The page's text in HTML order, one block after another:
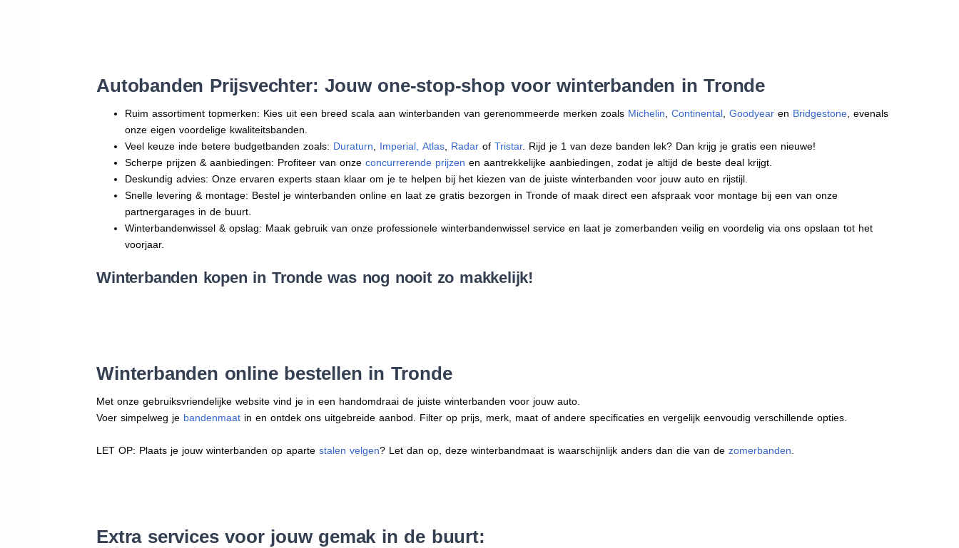
Autobanden Prijsvechter: Jouw one-stop-shop voor winterbanden in Tronde
Ruim assortiment topmerken: Kies uit een breed scala aan winterbanden van gerenommeerde merken zoals Michelin ,Continental ,Goodyear en Bridgestone , evenals
onze eigen voordelige kwaliteitsbanden.
Veel keuze inde betere budgetbanden zoals: Duraturn Imperial Atlas Radar ofTristar. Rijd je 1 van deze banden lek? Dan krijg je gratis een nieuwe!
Scherpe prijzen & aanbiedingen: Profiteer van onzeconcurrerende prijzen en aantrekkelijke aanbiedingen, zodat je altijd de beste deal krijgt.
Deskundig advies: Onze ervaren experts staan klaar om je te helpen bij het kiezen van de juiste winterbanden voor jouw auto en rijstijl.
Snelle levering & montage: Bestel je winterbanden online en laat ze gratis bezorgen in Tronde of maak direct een afspraak voor montage bij een van onze
partnergarages in de buurt.
Winterbandenwissel & opslag: Maak gebruik van onze professionele winterbandenwissel service en laat je zomerbanden veilig en voordelig via ons opslaan tot het
voorjaar.
Winterbanden kopen in Tronde was nog nooit zo makkelijk!
Winterbanden online bestellen in Tronde
Met onze gebruiksvriendelijke website vind je in een handomdraai de juiste winterbanden voor jouw auto.
Voer simpelweg je bandenmaat in en ontdek ons uitgebreide aanbod. Filter op prijs, merk, maat of andere specificaties en vergelijk eenvoudig verschillende opties.
LET OP: Plaats je jouw winterbanden op apartestalen velgen? Let dan op, deze winterbandmaat is waarschijnlijk anders dan die van dezomerbanden
Extra services voor jouw gemak in de buurt: